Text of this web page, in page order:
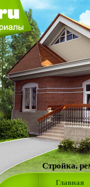
Стройка,
Главная